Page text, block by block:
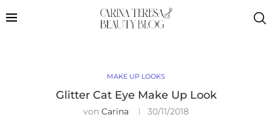
MAKE UP LOOKS
Glitter Cat Eye Make Up Look
von Carina 30/11/2018